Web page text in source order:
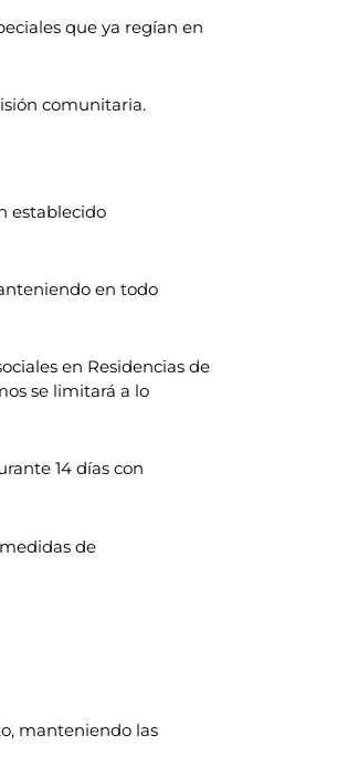
que ya regían en
comunitaria.
establecido
en todo
en Residencias de
se limitará a lo
14 días con
de
manteniendo las